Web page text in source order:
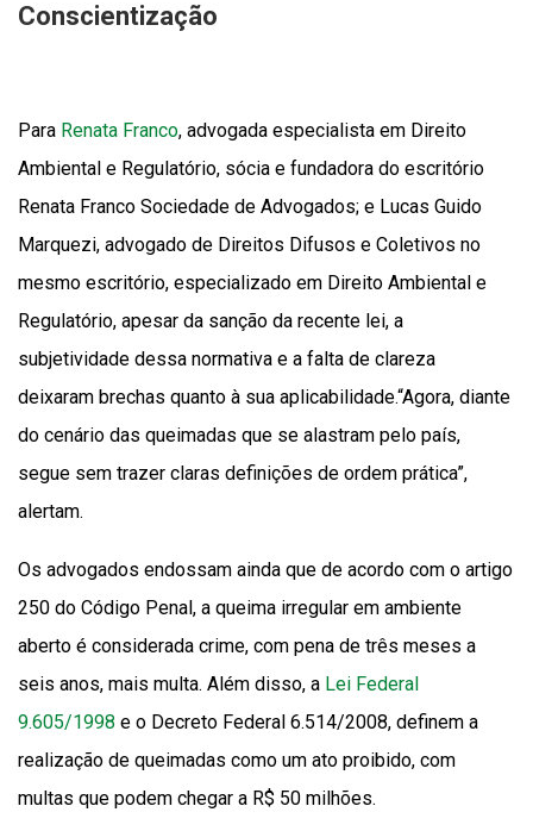
Conscientização
Para Renata Franco, advogada especialista em Direito
Ambiental e Regulatório, sócia e fundadora do escritório
Renata Franco Sociedade de Advogados; e Lucas Guido
Marquezi, advogado de Direitos Difusos e Coletivos no
mesmo escritório, especializado em Direito Ambiental e
Regulatório, apesar da sanção da recente lei, a
subjetividade dessa normativa e a falta de clareza
deixaram brechas quanto à sua aplicabilidade.“Agora, diante
do cenário das queimadas que se alastram pelo país,
segue sem trazer claras definições de ordem prática”,
alertam.
Os advogados endossam ainda que de acordo com o artigo
250 do Código Penal, a queima irregular em ambiente
aberto é considerada crime, com pena de três meses a
seis anos, mais multa. Além disso, a Lei Federal
9.605/1998 e o Decreto Federal 6.514/2008, definem a
realização de queimadas como um ato proibido, com
multas que podem chegar a R$ 50 milhões.